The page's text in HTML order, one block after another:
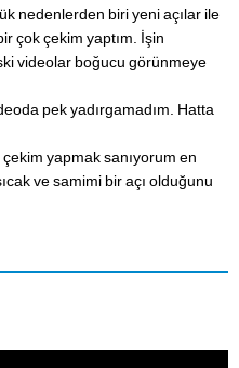
nedenlerden biri yeni açılar ile
çok çekim yaptım. İşin
videolar boğucu görünmeye
pek yadırgamadım. Hatta
yapmak sanıyorum en
ve samimi bir açı olduğunu